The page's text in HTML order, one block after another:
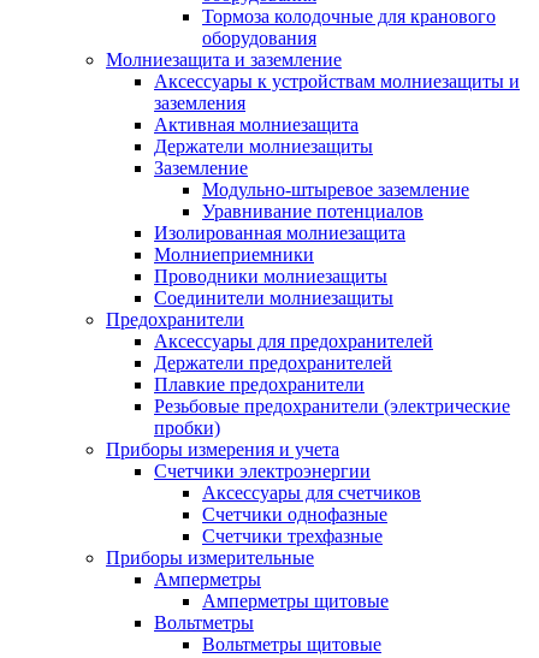
Тормоза колодочные для кранового
оборудования
Молниезащита и заземление
Аксессуары к устройствам молниезащиты и
заземления
Активная молниезащита
Держатели молниезащиты
Заземление
Модульно-штыревое заземление
Уравнивание потенциалов
Изолированная молниезащита
Молниеприемники
Проводники молниезащиты
Соединители молниезащиты
Предохранители
Аксессуары для предохранителей
Держатели предохранителей
Плавкие предохранители
Резьбовые предохранители (электрические
пробки)
Приборы измерения и учета
Счетчики электроэнергии
Аксессуары для счетчиков
Счетчики однофазные
Счетчики трехфазные
Приборы измерительные
Амперметры
Амперметры щитовые
Вольтметры
Вольтметры щитовые